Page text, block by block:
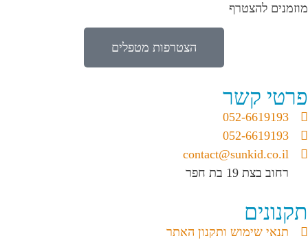
מוזמנים להצטרף
הצטרפות מטפלים
פרטי קשר
052-6619193
052-6619193
contact@sunkid.co.il
רחוב בצת 19 בת חפר
תקנונים
תנאי שימוש ותקנון האתר